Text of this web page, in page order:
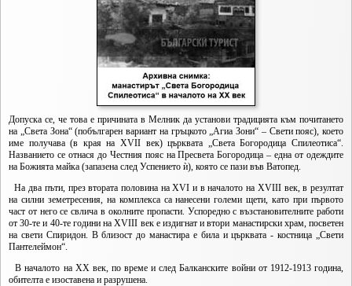
Допуска се, че това е причината в Мелник да установи традицията към почитането
на „Света Зона“ (побългарен вариант на гръцкото „Агиа Зони“ – Свети пояс), което
име получава (в края на XVII век) църквата „Света Богородица Спилеотиса“.
Названието се отнася до Честния пояс на Пресвета Богородица – една от одеждите
на Божията майка (запазена след Успението ѝ), която се пази във Ватопед.
На два пъти, през втората половина на XVI и в началото на XVIII век, в резултат
на силни земетресения, на комплекса са нанесени големи щети, като при първото
част от него се свлича в околните пропасти. Успоредно с възстановителните работи
от 30-те и 40-те години на XVIII век е издигнат и втори манастирски храм, посветен
на свети Спиридон. В близост до манастира е била и църквата - костница „Свети
Пантелеймон“.
В началото на XX век, по време и след Балканските войни от 1912-1913 година,
обителта е изоставена и разрушена.